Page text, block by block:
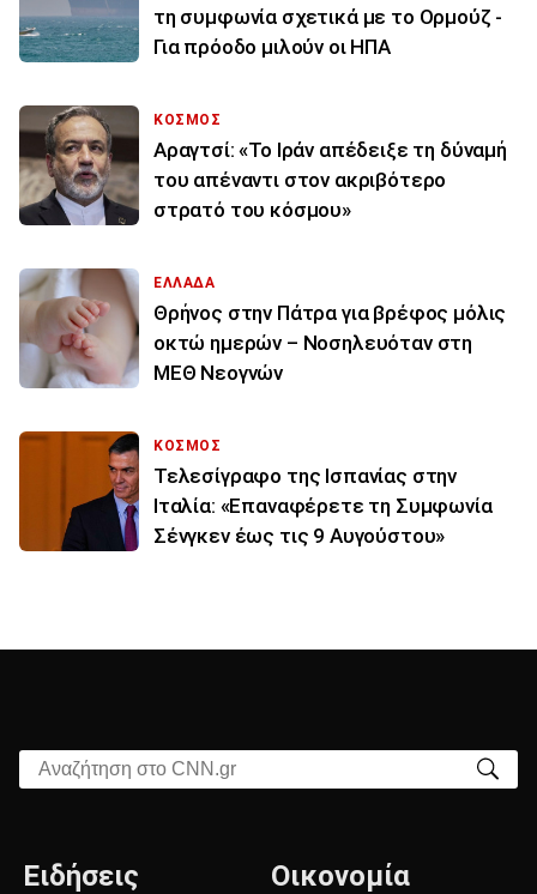
τη συμφωνία σχετικά με το Ορμούζ -
Για πρόοδο μιλούν οι ΗΠΑ
ΚΟΣΜΟΣ
Αραγτσί: «Το Ιράν απέδειξε τη δύναμή
του απέναντι στον ακριβότερο
στρατό του κόσμου»
ΕΛΛΑΔΑ
Θρήνος στην Πάτρα για βρέφος μόλις
οκτώ ημερών – Νοσηλευόταν στη
ΜΕΘ Νεογνών
ΚΟΣΜΟΣ
Τελεσίγραφο της Ισπανίας στην
Ιταλία: «Επαναφέρετε τη Συμφωνία
Σένγκεν έως τις 9 Αυγούστου»
Αναζήτηση στο CNN.gr
Ειδήσεις Οικονομία